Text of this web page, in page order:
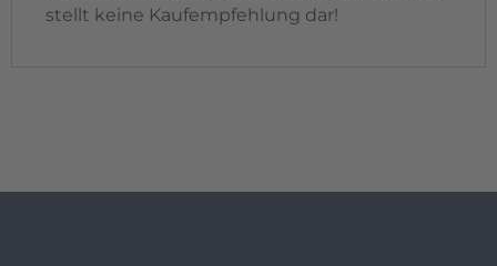
stellt keine Kaufempfehlung dar!